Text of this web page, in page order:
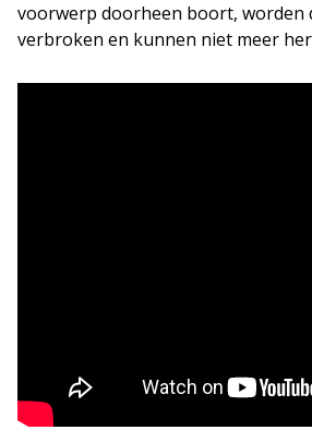
voorwerp doorheen boort, worden
verbroken en kunnen niet meer